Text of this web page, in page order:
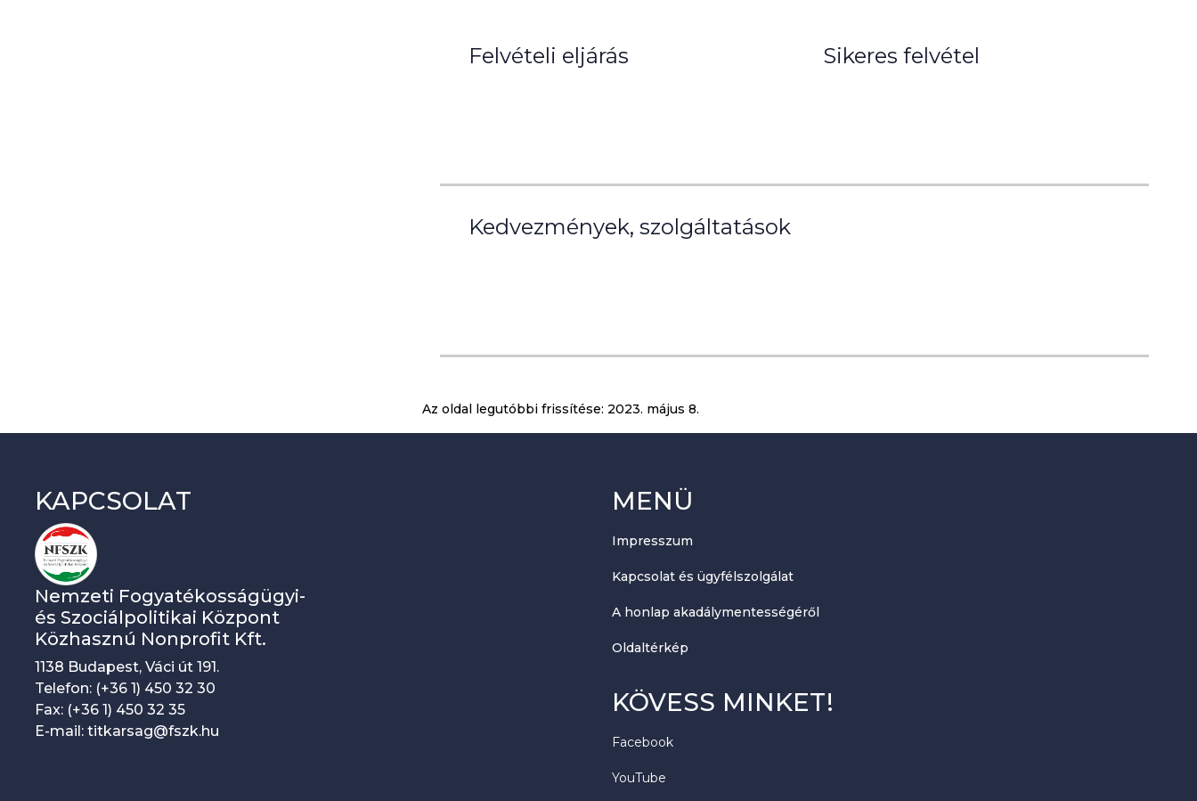
Felvételi eljárás Sikeres felvétel
Kedvezmények, szolgáltatások
Az oldal legutóbbi frissítése: 2023. május 8.
KAPCSOLAT
Nemzeti Fogyatékosságügyi-
és Szociálpolitikai Központ
Közhasznú Nonprofit Kft.
1138 Budapest, Váci út 191.
Telefon: (+36 1) 450 32 30
Fax: (+36 1) 450 32 35
E-mail: titkarsag@fszk.hu
MENÜ
Impresszum
Kapcsolat és ügyfélszolgálat
A honlap akadálymentességéről
Oldaltérkép
KÖVESS MINKET!
Facebook
YouTube